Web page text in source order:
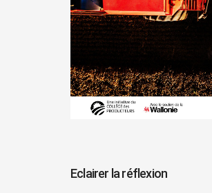
Eclairer la réflexion